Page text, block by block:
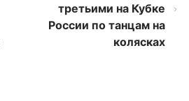
третьими на Кубке
России по танцам на
колясках